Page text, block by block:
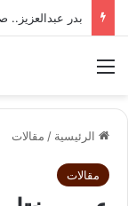
الرئيسية / مقالات
مقالات